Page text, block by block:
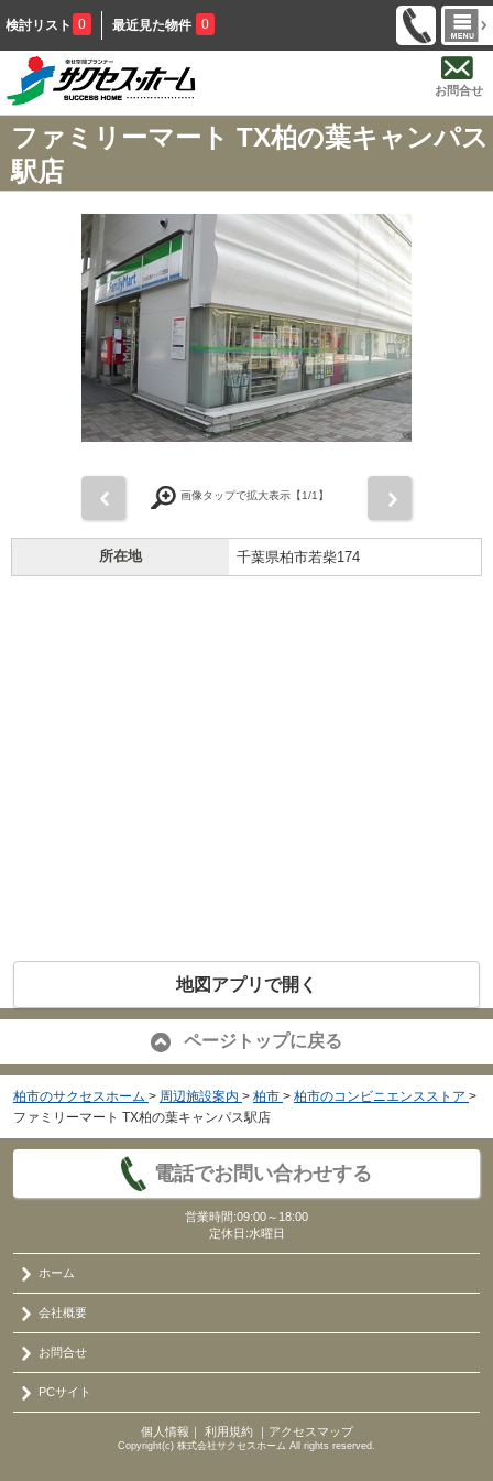
検討リスト 0 最近見た物件 0
お問合せ
ファミリーマート TX柏の葉キャンパス
駅店
画像タップで拡大表示【1/1】
所在地 千葉県柏市若柴174
地図アプリで開く
ページトップに戻る
柏市のサクセスホーム > 周辺施設案内 > 柏市 > 柏市のコンビニエンスストア >
ファミリーマート TX柏の葉キャンパス駅店
電話でお問い合わせする
営業時間:09:00～18:00
定休日:水曜日
ホーム
会社概要
お問合せ
PCサイト
個人情報 利用規約｜ アクセスマップ
Copyright(c) 株式会社サクセスホーム All rights reserved.